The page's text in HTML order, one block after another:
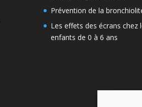
Prévention de la
Les effets des écrans chez
enfants de 0 à 6 ans